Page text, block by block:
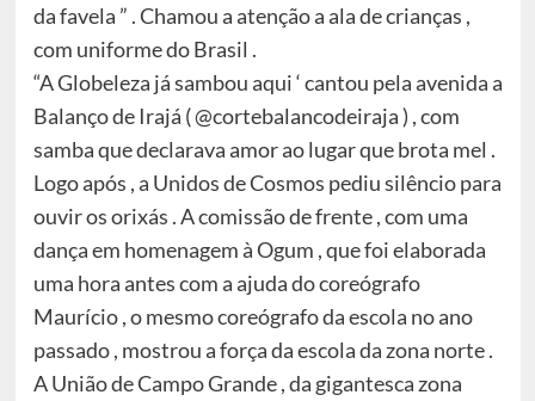
da favela ” . Chamou a atenção a ala de crianças ,
com uniforme do Brasil .
“A Globeleza já sambou aqui ‘ cantou pela avenida a
Balanço de Irajá ( @cortebalancodeiraja ) , com
samba que declarava amor ao lugar que brota mel .
Logo após , a Unidos de Cosmos pediu silêncio para
ouvir os orixás . A comissão de frente , com uma
dança em homenagem à Ogum , que foi elaborada
uma hora antes com a ajuda do coreógrafo
Maurício , o mesmo coreógrafo da escola no ano
passado , mostrou a força da escola da zona norte .
A União de Campo Grande , da gigantesca zona